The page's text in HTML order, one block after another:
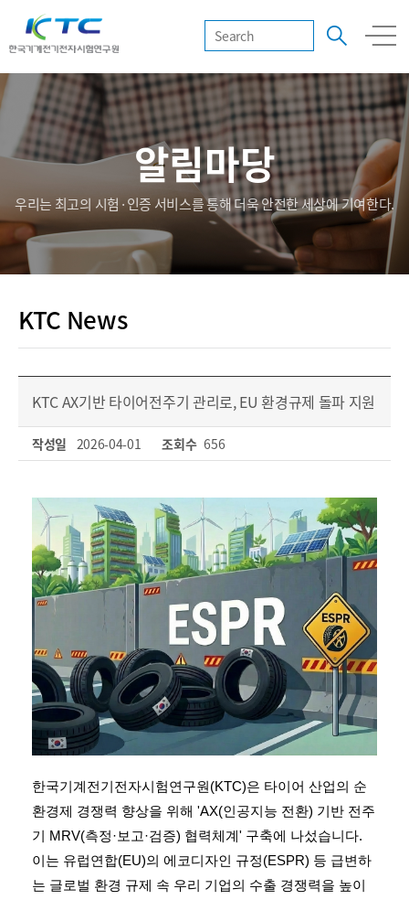
알림마당
우리는 최고의 시험·인증 서비스를 통해 더욱 안전한 세상에 기여한다.
KTC News
KTC AX기반 타이어전주기 관리로, EU 환경규제 돌파 지원
작성일 2026-04-01 조회수 656
한국기계전기전자시험연구원(KTC)은 타이어 산업의 순
환경제 경쟁력 향상을 위해 'AX(인공지능 전환) 기반 전주
기 MRV(측정·보고·검증) 협력체계' 구축에 나섰습니다.
이는 유럽연합(EU)의 에코디자인 규정(ESPR) 등 급변하
는 글로벌 환경 규제 속 우리 기업의 수출 경쟁력을 높이